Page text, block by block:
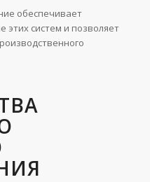
обеспечивает
систем и позволяет